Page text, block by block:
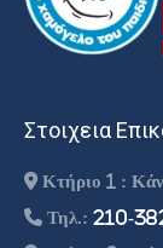
Στοιχεια
Κτήριο 1 :
Τηλ.: 210-